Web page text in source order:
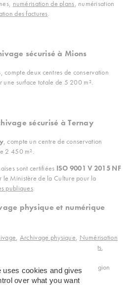
numérisation de plans, numérisation
des factures.
sécurisé à Mions
, compte deux centres de conservation
une surface totale de 5 200 m².
sécurisé à Ternay
, compte un centre de conservation
2 450 m².
sont certifiées ISO 9001 V 2015 NF
le Ministère de la Culture pour la
publiques.
physique et numérique
, Archivage physique, Numérisation
de dématérialisation des documents,
de confiance dans la région
uses cookies and gives
over what you want